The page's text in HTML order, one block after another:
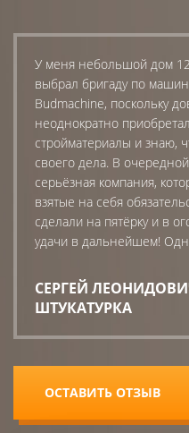
У меня небольшой дом
выбрал бригаду по
Budmachine, поскольку
неоднократно
стройматериалы и знаю,
своего дела. В
серьёзная компания,
взятые на себя
сделали на пятёрку и в
удачи в дальнейшем!
СЕРГЕЙ
ШТУКАТУРКА
ОСТАВИТЬ ОТЗЫВ